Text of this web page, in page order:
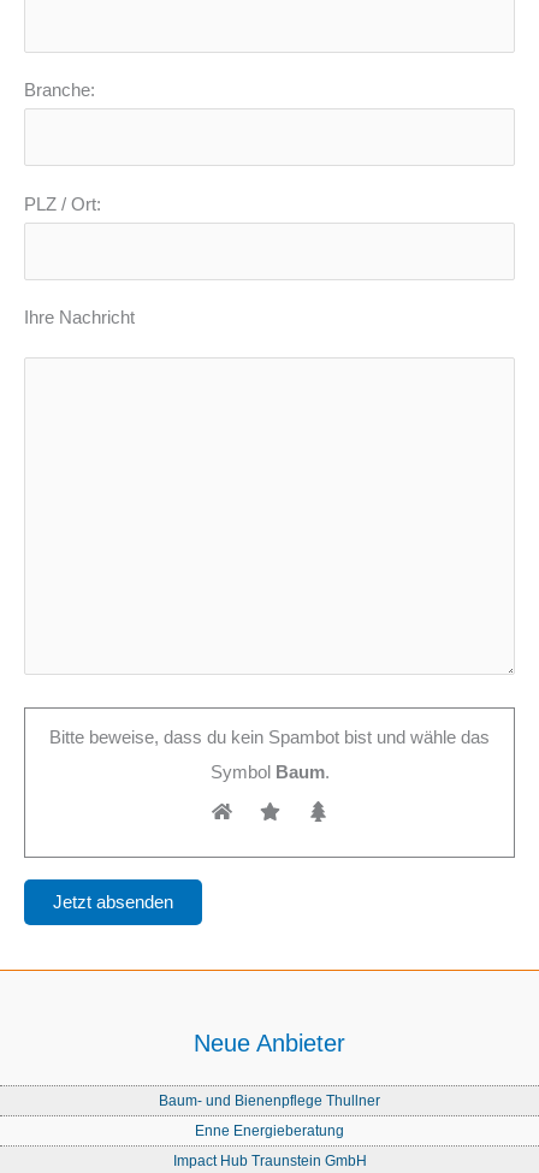
Branche:
PLZ / Ort:
Ihre Nachricht
Bitte beweise, dass du kein Spambot bist und wähle das
Symbol
Baum.
Neue Anbieter
Baum- und Bienenpflege Thullner
Enne Energieberatung
Impact Hub Traunstein GmbH